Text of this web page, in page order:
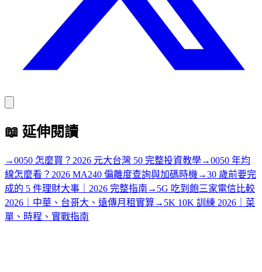
📖 延伸閱讀
→0050 怎麼買？2026 元大台灣 50 完整投資教學→0050 年均
線怎麼看？2026 MA240 偏離度查詢與加碼時機 →30 歲前要完
成的 5 件理財大事｜2026 完整指南 → 5G 吃到飽三家電信比較
2026｜中華、台哥大、遠傳月租實算→ 5K 10K 訓練 2026｜菜
單、時程、實戰指南